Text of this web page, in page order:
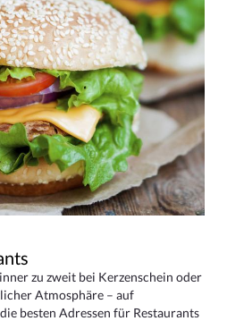
zu zweit bei Kerzenschein oder
Atmosphäre – auf
besten Adressen für Restaurants